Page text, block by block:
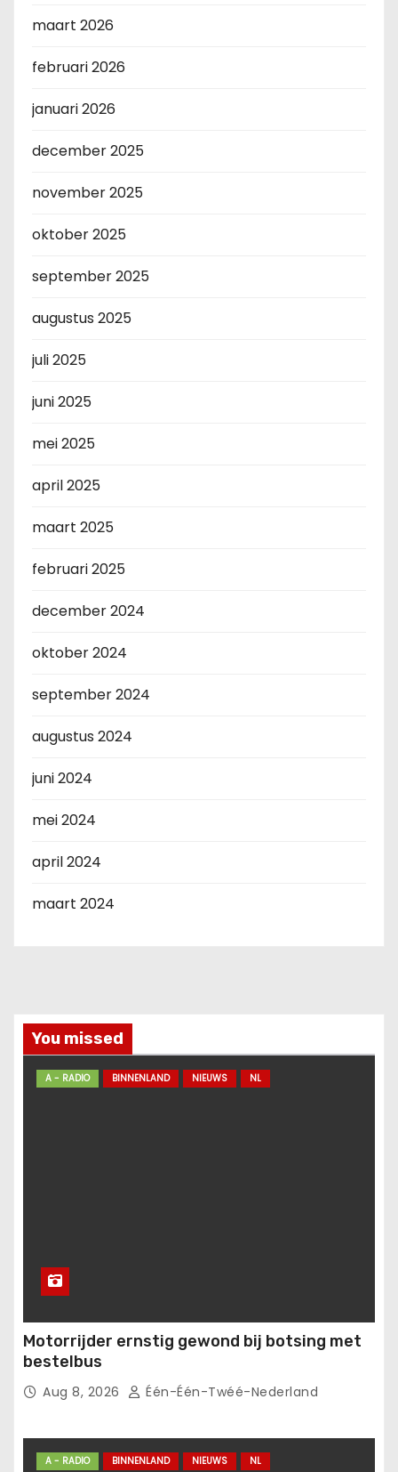
maart 2026
februari 2026
januari 2026
december 2025
november 2025
oktober 2025
september 2025
augustus 2025
juli 2025
juni 2025
mei 2025
april 2025
maart 2025
februari 2025
december 2024
oktober 2024
september 2024
augustus 2024
juni 2024
mei 2024
april 2024
maart 2024
You missed
A - RADIO BINNENLAND NIEUWS NL
Motorrijder ernstig gewond bij botsing met
bestelbus
Aug 8, 2026 Één-Één-Twéé-Nederland
A - RADIO BINNENLAND NIEUWS NL